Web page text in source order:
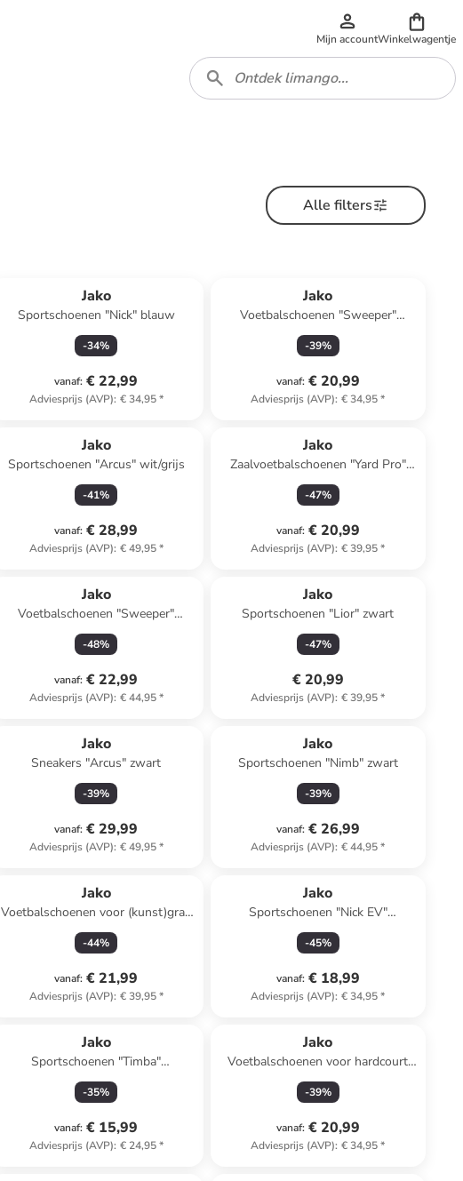
Mijn accountWinkelwagentje
Alle filters
Jako
Sportschoenen "Nick" blauw
-34%
vanaf: € 22,99
Adviesprijs (AVP): € 34,95*
Jako
Voetbalschoenen "Sweeper"
goudkleurig
-39%
vanaf: € 20,99
Adviesprijs (AVP): € 34,95*
Jako
Sportschoenen "Arcus" wit/grijs
-41%
vanaf: € 28,99
Adviesprijs (AVP): € 49,95*
Jako
Zaalvoetbalschoenen "Yard Pro"
zwart
-47%
vanaf: € 20,99
Adviesprijs (AVP): € 39,95*
Jako
Voetbalschoenen "Sweeper"
turquoise/groen
-48%
vanaf: € 22,99
Adviesprijs (AVP): € 44,95*
Jako
Sportschoenen "Lior" zwart
-47%
€ 20,99
Adviesprijs (AVP): € 39,95*
Jako
Sneakers "Arcus" zwart
-39%
vanaf: € 29,99
Adviesprijs (AVP): € 49,95*
Jako
Sportschoenen "Nimb" zwart
-39%
vanaf: € 26,99
Adviesprijs (AVP): € 44,95*
Jako
Voetbalschoenen voor (kunst)gras
"Twist" geel/rood
-44%
vanaf: € 21,99
Adviesprijs (AVP): € 39,95*
Jako
Sportschoenen "Nick EV"
zwart/grijs
-45%
vanaf: € 18,99
Adviesprijs (AVP): € 34,95*
Jako
Sportschoenen "Timba"
donkerblauw
-35%
vanaf: € 15,99
Adviesprijs (AVP): € 24,95*
Jako
Voetbalschoenen voor hardcourt
"Skill" blauw/groen
-39%
vanaf: € 20,99
Adviesprijs (AVP): € 34,95*